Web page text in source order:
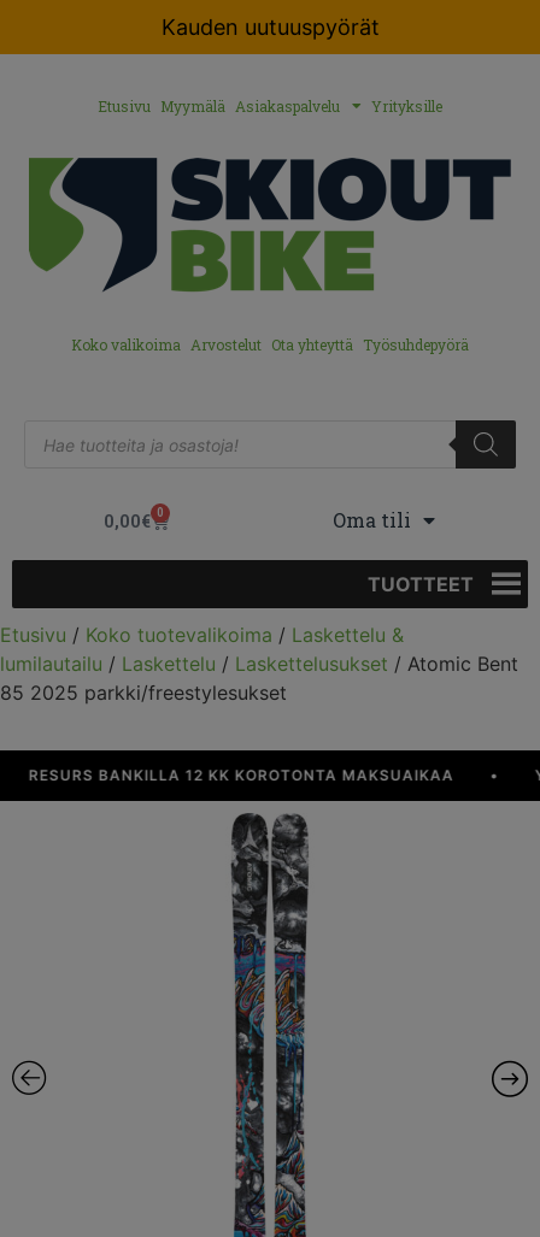
Kauden uutuuspyörät
Etusivu Myymälä Asiakaspalvelu Yrityksille
Koko valikoima Arvostelut Ota yhteyttä Työsuhdepyörä
0,00€ 0 Oma tili
TUOTTEET
Etusivu / Koko tuotevalikoima / Laskettelu &
lumilautailu / Laskettelu / Laskettelusukset / Atomic Bent
85 2025 parkki/freestylesukset
BANKILLA 12 KK KOROTONTA MAKSUAIKAA